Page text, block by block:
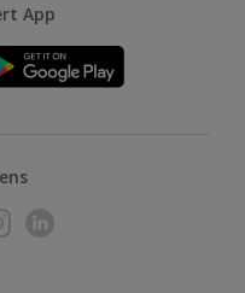
App